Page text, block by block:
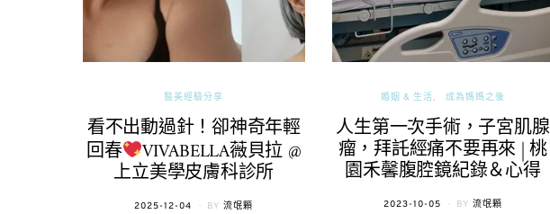
醫美經驗分享
看不出動過針！卻神奇年輕
回春 VIVABELLA薇貝拉 @
上立美學皮膚科診所
POSTED
2025-12-04 BY 流氓顆
婚姻 & 生活 成為媽媽之後
人生第一次手術，子宮肌腺
瘤，拜託經痛不要再來 | 桃
園禾馨腹腔鏡紀錄＆心得
POSTED
2023-10-05 BY 流氓顆